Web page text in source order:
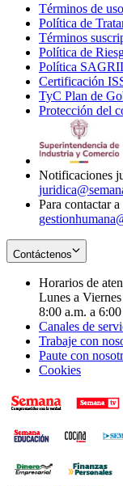
Términos de uso
Política de
Términos
Política de
Política
Certificación
TyC Plan de
Protección del
Notificaciones
Para contactar
Contáctenos
Horarios de
Lunes a Viernes
8:00 a.m. a
Canales de
Trabaje con
Paute con
Cookies